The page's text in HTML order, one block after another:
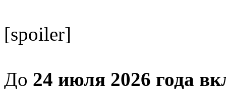
[spoiler]
До 24 июля 2026 года